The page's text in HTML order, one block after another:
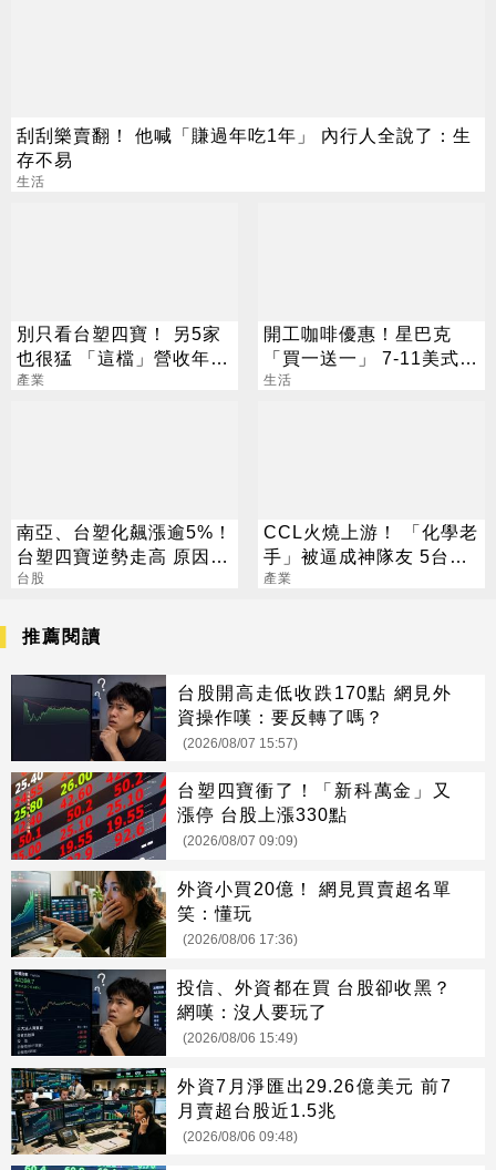
刮刮樂賣翻！ 他喊「賺過年吃1年」 內行人全說了：生
存不易
生活
別只看台塑四寶！ 另5家
也很猛 「這檔」營收年增
衝7倍
產業
開工咖啡優惠！星巴克
「買一送一」 7-11美式買
7送7
生活
南亞、台塑化飆漲逾5%！
台塑四寶逆勢走高 原因找
到了
台股
CCL火燒上游！ 「化學老
手」被逼成神隊友 5台廠
默默發財
產業
推薦閱讀
台股開高走低收跌170點 網見外
資操作嘆：要反轉了嗎？
(2026/08/07 15:57)
台塑四寶衝了！「新科萬金」又
漲停 台股上漲330點
(2026/08/07 09:09)
外資小買20億！ 網見買賣超名單
笑：懂玩
(2026/08/06 17:36)
投信、外資都在買 台股卻收黑？
網嘆：沒人要玩了
(2026/08/06 15:49)
外資7月淨匯出29.26億美元 前7
月賣超台股近1.5兆
(2026/08/06 09:48)